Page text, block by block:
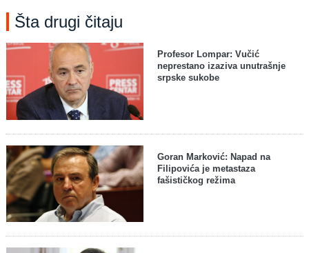
Šta drugi čitaju
Profesor Lompar: Vučić
neprestano izaziva unutrašnje
srpske sukobe
Goran Marković: Napad na
Filipovića je metastaza
fašističkog režima